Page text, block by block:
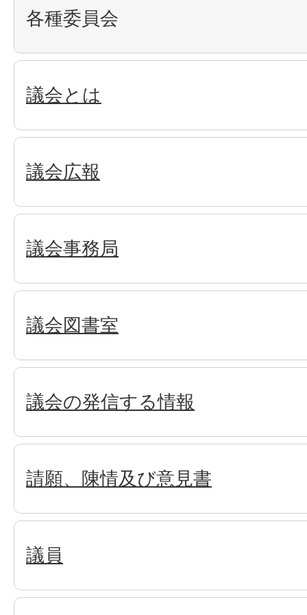
各種委員会
議会とは
議会広報
議会事務局
議会図書室
議会の発信する情報
請願、陳情及び意見書
議員